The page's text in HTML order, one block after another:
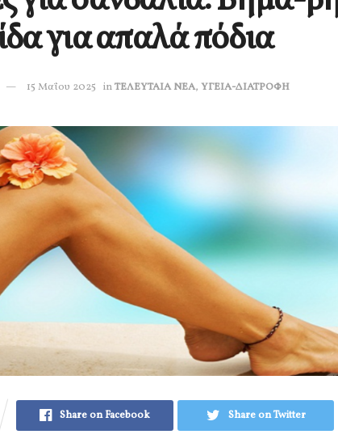
για απαλά πόδια
15 Μαΐου 2025 inΤΕΛΕΥΤΑΙΑ ΝΕΑ, ΥΓΕΙΑ-ΔΙΑΤΡΟΦΗ
Share on Facebook Share on Twitter